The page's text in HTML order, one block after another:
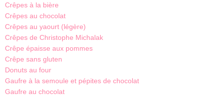
Crêpes à la bière
Crêpes au chocolat
Crêpes au yaourt (légère)
Crêpes de Christophe Michalak
Crêpe épaisse aux pommes
Crêpe sans gluten
Donuts au four
Gaufre à la semoule et pépites de chocolat
Gaufre au chocolat